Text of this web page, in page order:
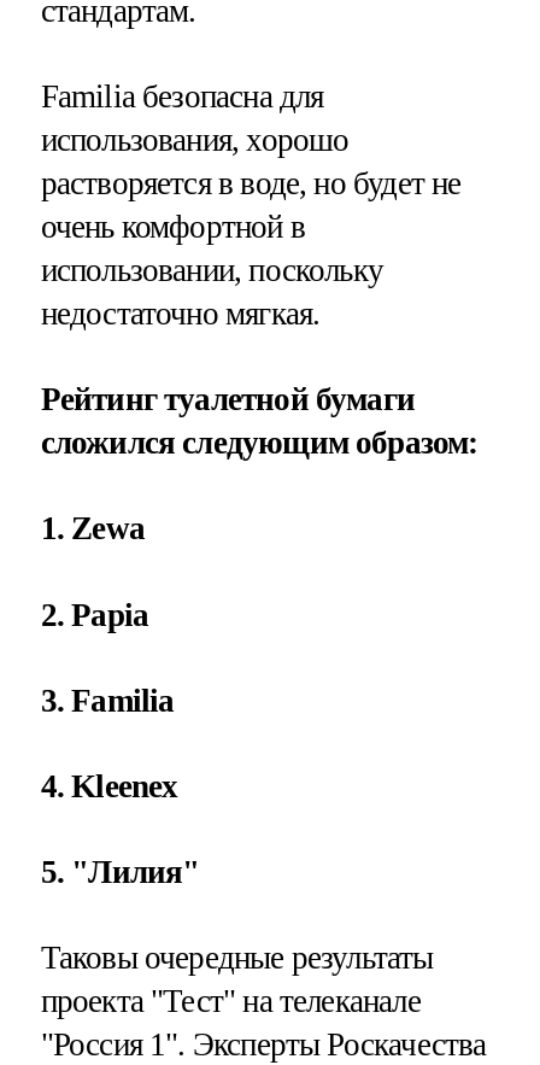
стандартам.
Familia безопасна для
использования, хорошо
растворяется в воде, но будет не
очень комфортной в
использовании, поскольку
недостаточно мягкая.
Рейтинг туалетной бумаги
сложился следующим образом:
1. Zewa
2. Papia
3. Familia
4. Kleenex
5. "Лилия"
Таковы очередные результаты
проекта "Тест" на телеканале
"Россия 1". Эксперты Роскачества